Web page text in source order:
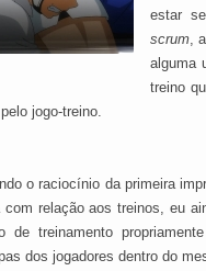
estar
scrum,
alguma
treino
jogo-treino.
o raciocínio da primeira
relação aos treinos, eu
de treinamento
dos jogadores dentro do